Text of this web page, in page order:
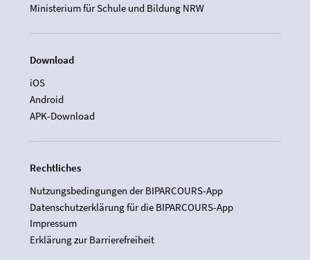
Ministerium für Schule und Bildung NRW
Download
iOS
Android
APK-Download
Rechtliches
Nutzungsbedingungen der BIPARCOURS-App
Datenschutzerklärung für die BIPARCOURS-App
Impressum
Erklärung zur Barrierefreiheit